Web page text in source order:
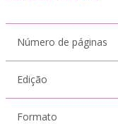
Número de páginas
Edição
Formato